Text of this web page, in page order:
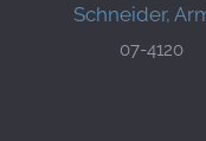
Schneider,
07-4120